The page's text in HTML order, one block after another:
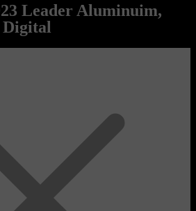
Leader Aluminuim,
Digital